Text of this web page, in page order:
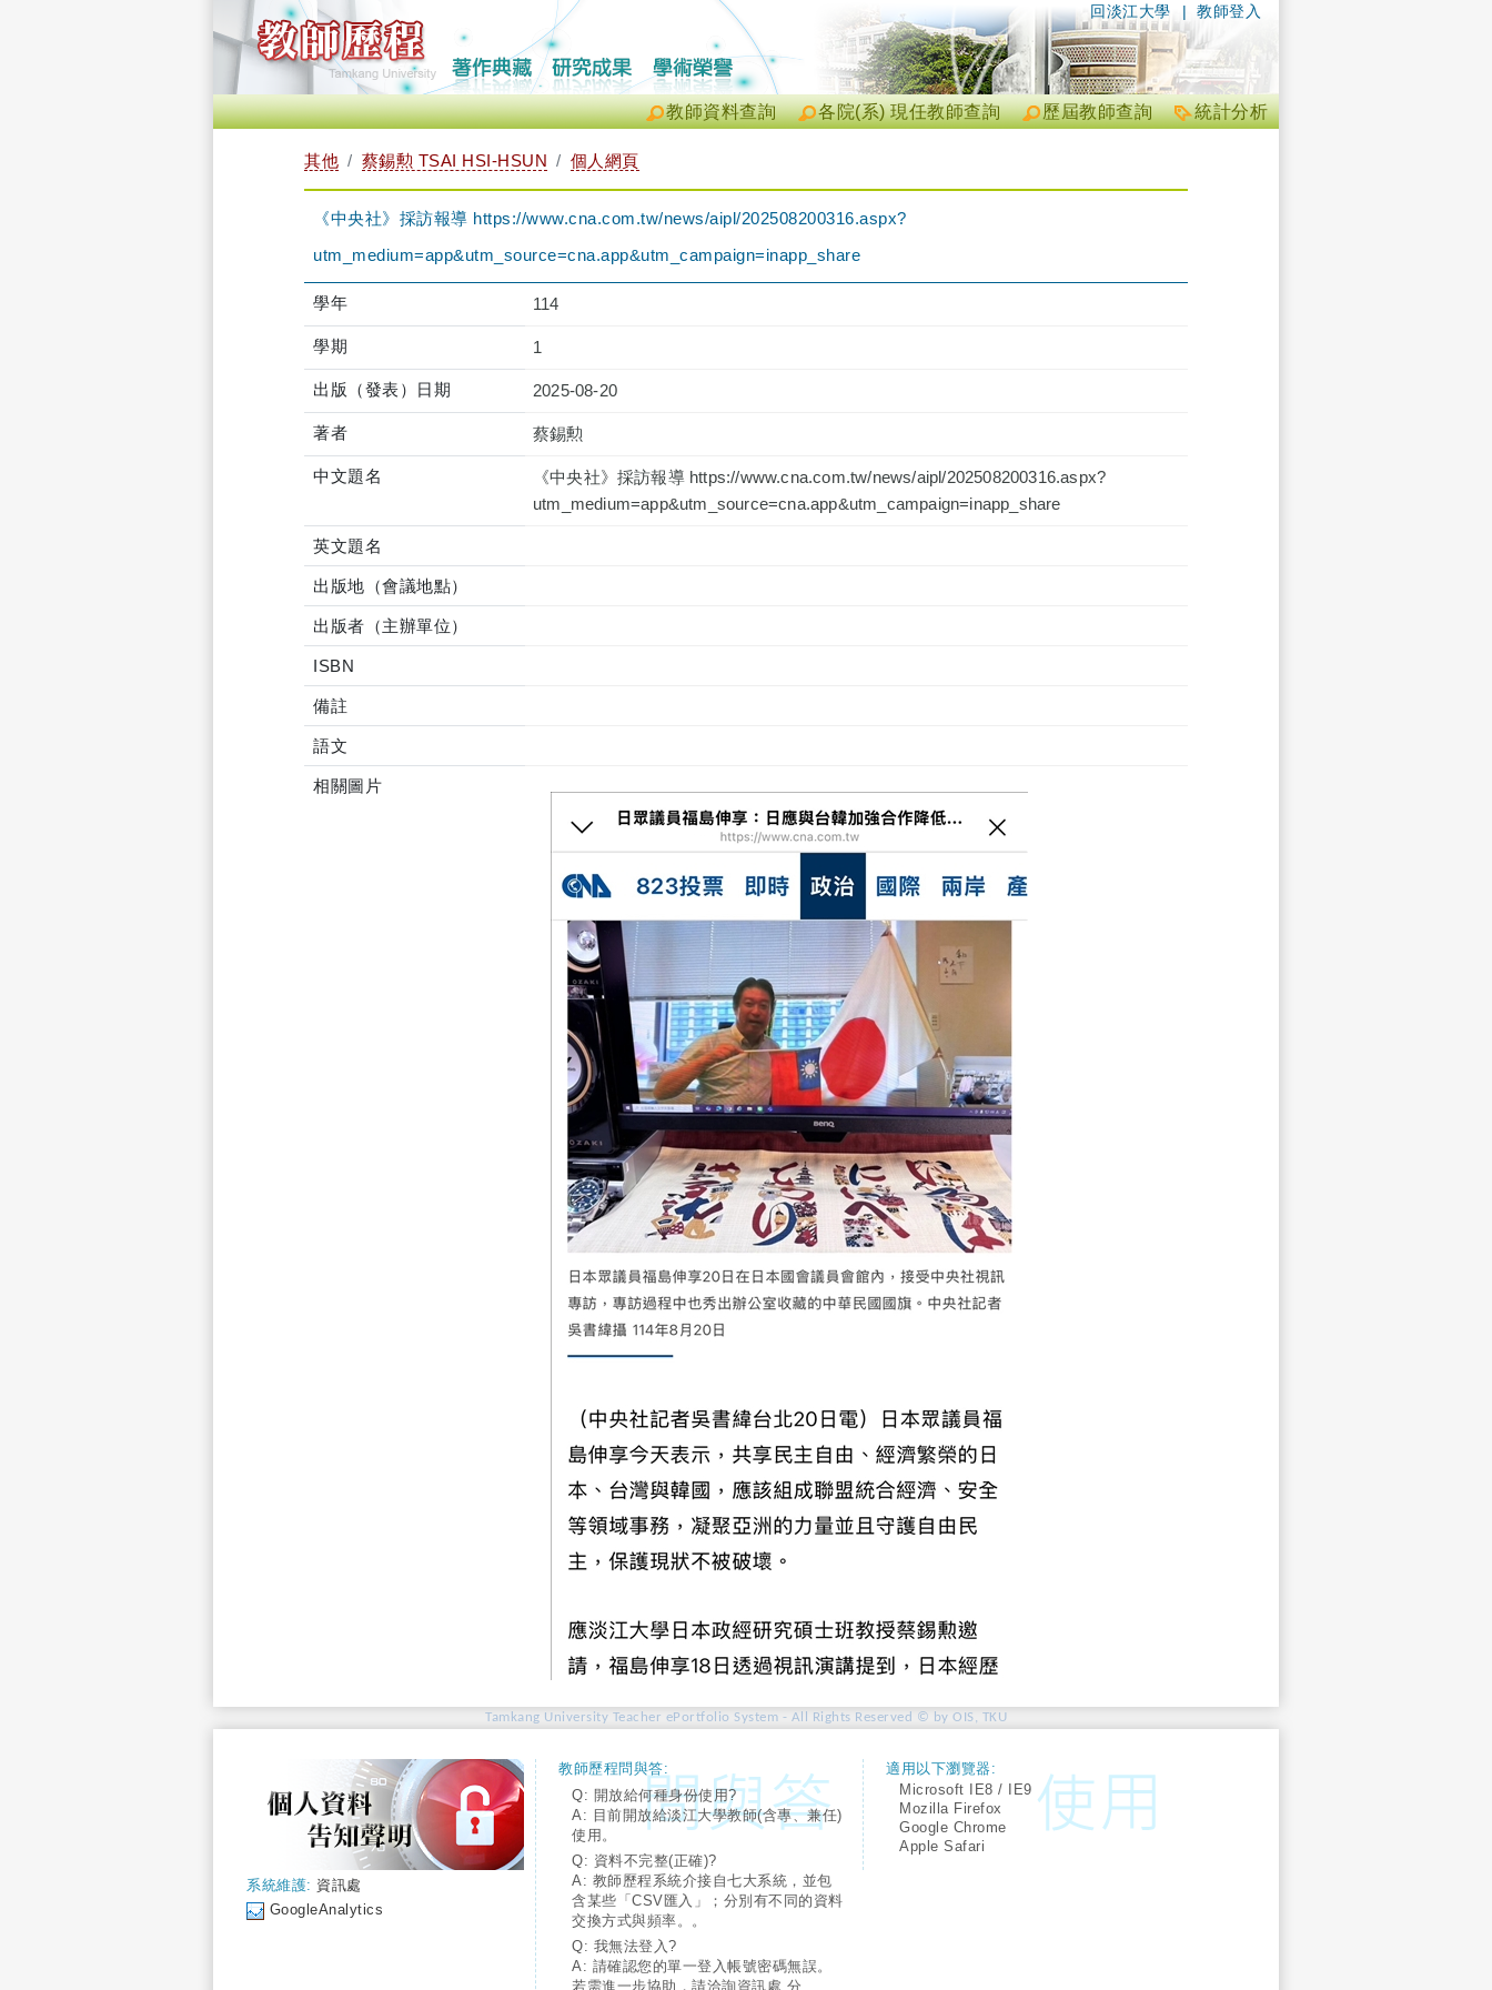
| 教師登入
回淡江大學
統計分析
歷屆教師查詢
各院(系) 現任教師查詢
教師資料查詢
其他 蔡錫勲 TSAI HSI-HSUN 個人網頁
《中央社》採訪報導 https://www.cna.com.tw/news/aipl/202508200316.aspx?
utm_medium=app&utm_source=cna.app&utm_campaign=inapp_share
學年 114
學期 1
出版（發表）日期 2025-08-20
著者 蔡錫勲
中文題名
《中央社》採訪報導 https://www.cna.com.tw/news/aipl/202508200316.aspx?
utm_medium=app&utm_source=cna.app&utm_campaign=inapp_share
英文題名
出版地（會議地點）
出版者（主辦單位）
ISBN
備註
語文
相關圖片
Tamkang University Teacher ePortfolio System - All Rights Reserved © by OIS, TKU
系統維護: 資訊處
GoogleAnalytics
教師歷程問與答:
Q: 開放給何種身份使用?
A: 目前開放給淡江大學教師(含專、兼任)
使用。
Q: 資料不完整(正確)?
A: 教師歷程系統介接自七大系統，並包
含某些「CSV匯入」；分別有不同的資料
交換方式與頻率。。
Q: 我無法登入?
A: 請確認您的單一登入帳號密碼無誤。
若需進一步協助，請洽詢資訊處 分
適用以下瀏覽器:
Microsoft IE8 / IE9
Mozilla Firefox
Google Chrome
Apple Safari